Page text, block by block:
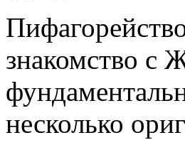
знакомство с
несколько